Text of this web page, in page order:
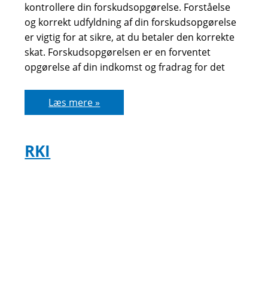
kontrollere din forskudsopgørelse. Forståelse
og korrekt udfyldning af din forskudsopgørelse
er vigtig for at sikre, at du betaler den korrekte
skat. Forskudsopgørelsen er en forventet
opgørelse af din indkomst og fradrag for det
Guide
til
forskudsopgørelse
Læs mere »
RKI